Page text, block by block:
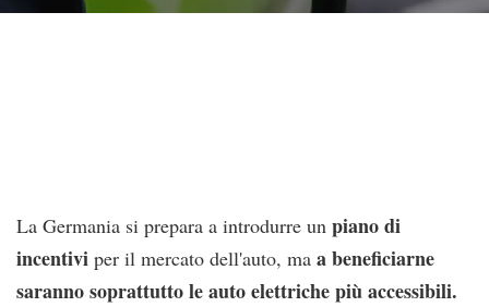
La Germania si prepara a introdurre un piano di
incentivi per il mercato dell'auto, ma a beneficiarne
saranno soprattutto le auto elettriche più accessibili.